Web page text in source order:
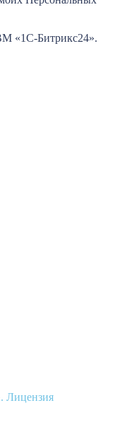
«1С-Битрикс24».
Лицензия